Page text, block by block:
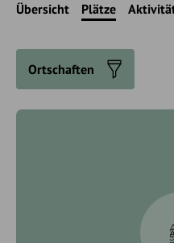
Übersicht Plätze
Ortschaften